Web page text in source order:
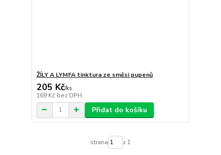
ŽÍLY A LYMFA tinktura ze směsi pupenů
205 Kč/ks
169 Kč bez DPH
Přidat do košíku
strana z 1